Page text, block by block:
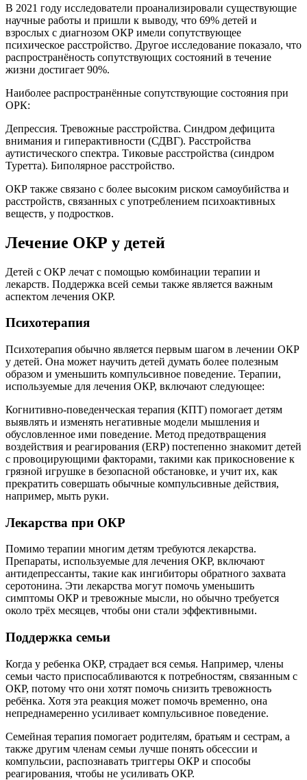
В 2021 году исследователи проанализировали существующие
научные работы и пришли к выводу, что 69% детей и
взрослых с диагнозом ОКР имели сопутствующее
психическое расстройство. Другое исследование показало, что
распространёность сопутствующих состояний в течение
жизни достигает 90%.
Наиболее распространённые сопутствующие состояния при
ОРК:
Депрессия. Тревожные расстройства. Синдром дефицита
внимания и гиперактивности (СДВГ). Расстройства
аутистического спектра. Тиковые расстройства (синдром
Туретта). Биполярное расстройство.
ОКР также связано с более высоким риском самоубийства и
расстройств, связанных с употреблением психоактивных
веществ, у подростков.
Лечение ОКР у детей
Детей с ОКР лечат с помощью комбинации терапии и
лекарств. Поддержка всей семьи также является важным
аспектом лечения ОКР.
Психотерапия
Психотерапия обычно является первым шагом в лечении ОКР
у детей. Она может научить детей думать более полезным
образом и уменьшить компульсивное поведение. Терапии,
используемые для лечения ОКР, включают следующее:
Когнитивно-поведенческая терапия (КПТ) помогает детям
выявлять и изменять негативные модели мышления и
обусловленное ими поведение. Метод предотвращения
воздействия и реагирования (ERP) постепенно знакомит детей
с провоцирующими факторами, такими как прикосновение к
грязной игрушке в безопасной обстановке, и учит их, как
прекратить совершать обычные компульсивные действия,
например, мыть руки.
Лекарства при ОКР
Помимо терапии многим детям требуются лекарства.
Препараты, используемые для лечения ОКР, включают
антидепрессанты, такие как ингибиторы обратного захвата
серотонина. Эти лекарства могут помочь уменьшить
симптомы ОКР и тревожные мысли, но обычно требуется
около трёх месяцев, чтобы они стали эффективными.
Поддержка семьи
Когда у ребенка ОКР, страдает вся семья. Например, члены
семьи часто приспосабливаются к потребностям, связанным с
ОКР, потому что они хотят помочь снизить тревожность
ребёнка. Хотя эта реакция может помочь временно, она
непреднамеренно усиливает компульсивное поведение.
Семейная терапия помогает родителям, братьям и сестрам, а
также другим членам семьи лучше понять обсессии и
компульсии, распознавать триггеры ОКР и способы
реагирования, чтобы не усиливать ОКР.